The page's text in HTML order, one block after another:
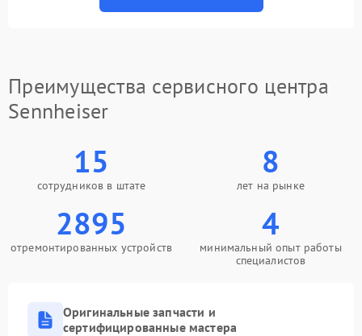
Преимущества сервисного центра
Sennheiser
15
сотрудников в штате
8
лет на рынке
2895
отремонтированных устройств
4
минимальный опыт работы
специалистов
Оригинальные запчасти и
сертифицированные мастера